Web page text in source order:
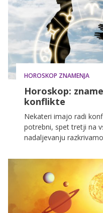
HOROSKOP ZNAMENJA
Horoskop:
konflikte
Nekateri imajo radi
potrebni, spet tretji na
nadaljevanju